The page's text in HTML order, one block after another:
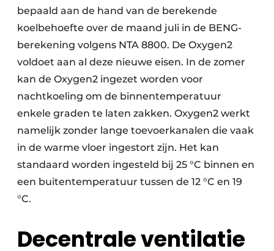
bepaald aan de hand van de berekende
koelbehoefte over de maand juli in de BENG-
berekening volgens NTA 8800. De Oxygen2
voldoet aan al deze nieuwe eisen. In de zomer
kan de Oxygen2 ingezet worden voor
nachtkoeling om de binnentemperatuur
enkele graden te laten zakken. Oxygen2 werkt
namelijk zonder lange toevoerkanalen die vaak
in de warme vloer ingestort zijn. Het kan
standaard worden ingesteld bij 25 °C binnen en
een buitentemperatuur tussen de 12 °C en 19
°C.
Decentrale ventilatie